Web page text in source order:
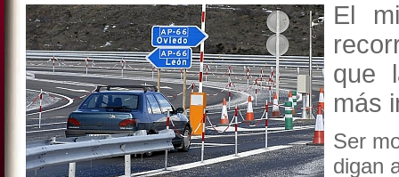
El
que
más
Ser
digan